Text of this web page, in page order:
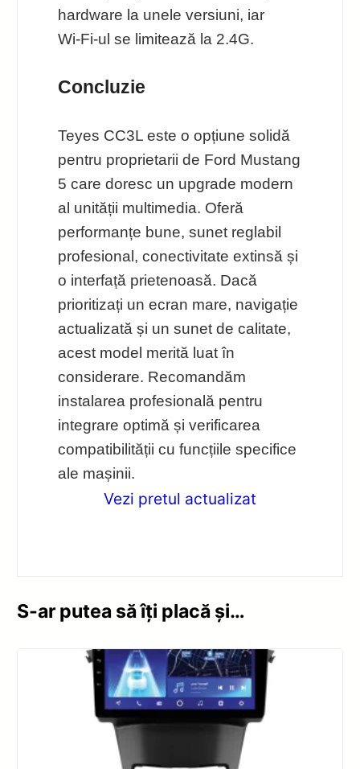
hardware la unele versiuni, iar
Wi‑Fi-ul se limitează la 2.4G.
Concluzie
Teyes CC3L este o opțiune solidă
pentru proprietarii de Ford Mustang
5 care doresc un upgrade modern
al unității multimedia. Oferă
performanțe bune, sunet reglabil
profesional, conectivitate extinsă și
o interfață prietenoasă. Dacă
prioritizați un ecran mare, navigație
actualizată și un sunet de calitate,
acest model merită luat în
considerare. Recomandăm
instalarea profesională pentru
integrare optimă și verificarea
compatibilității cu funcțiile specifice
ale mașinii.
Vezi pretul actualizat
S-ar putea să îți placă și…